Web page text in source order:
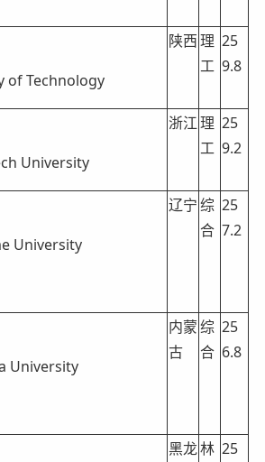
of Technology
陕西理
工
25
9.8
University
浙江理
工
25
9.2
University
辽宁综
合
25
7.2
University
内蒙
古
综
合
25
6.8
黑龙林 25